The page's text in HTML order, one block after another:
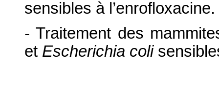
sensibles à l’enrofloxacine.
- Traitement des
et Escherichia coli